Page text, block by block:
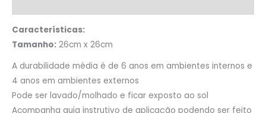
Características:
Tamanho: 26cm x 26cm
A durabilidade média é de 6 anos em ambientes internos e
4 anos em ambientes externos
Pode ser lavado/molhado e ficar exposto ao sol
Acompanha guia instrutivo de aplicação podendo ser feito